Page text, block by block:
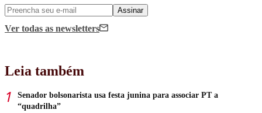
Assinar
Ver todas as newsletters
Leia também
Senador bolsonarista usa festa junina para associar PT a
“quadrilha”